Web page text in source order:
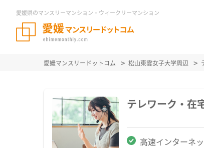
愛媛県のマンスリーマンション・ウィークリーマンション
愛媛マンスリードットコム 松山東雲女子大学周辺
テレワーク・在
高速インターネ